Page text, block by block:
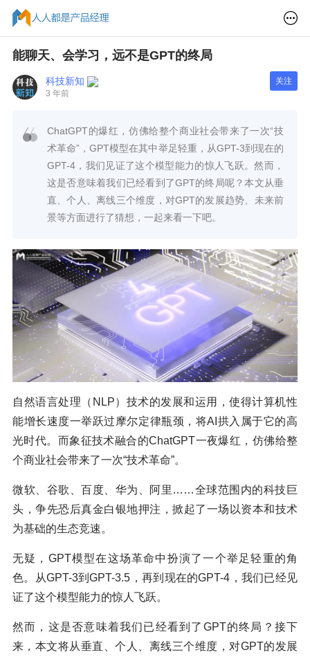
能聊天、会学习，远不是GPT的终局
科技新知
3 年前
关注
ChatGPT的爆红，仿佛给整个商业社会带来了一次“技
术革命”，GPT模型在其中举足轻重，从GPT-3到现在的
GPT-4，我们见证了这个模型能力的惊人飞跃。然而，
这是否意味着我们已经看到了GPT的终局呢？本文从垂
直、个人、离线三个维度，对GPT的发展趋势、未来前
景等方面进行了猜想，一起来看一下吧。
自然语言处理（NLP）技术的发展和运用，使得计算机性
能增长速度一举跃过摩尔定律瓶颈，将AI拱入属于它的高
光时代。而象征技术融合的ChatGPT一夜爆红，仿佛给整
个商业社会带来了一次“技术革命”。
微软、谷歌、百度、华为、阿里……全球范围内的科技巨
头，争先恐后真金白银地押注，掀起了一场以资本和技术
为基础的生态竞速。
无疑，GPT模型在这场革命中扮演了一个举足轻重的角
色。从GPT-3到GPT-3.5，再到现在的GPT-4，我们已经见
证了这个模型能力的惊人飞跃。
然而，这是否意味着我们已经看到了GPT的终局？接下
来，本文将从垂直、个人、离线三个维度，对GPT的发展